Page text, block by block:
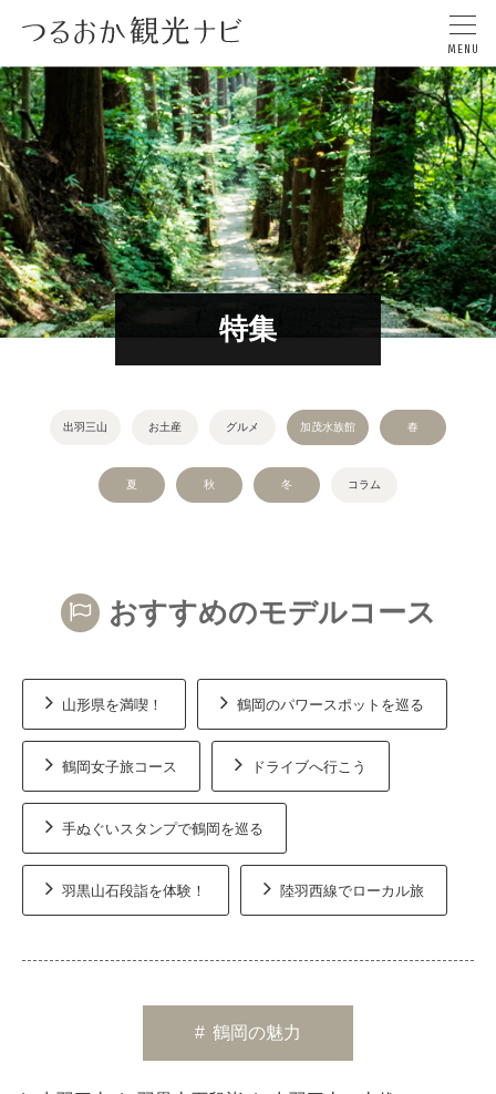
特集
出羽三山 お土産 グルメ 加茂水族館 春
夏 秋 冬 コラム
おすすめのモデルコース
山形県を満喫！ 鶴岡のパワースポットを巡る
鶴岡女子旅コース ドライブへ行こう
手ぬぐいスタンプで鶴岡を巡る
羽黒山石段詣を体験！ 陸羽西線でローカル旅
# 鶴岡の魅力